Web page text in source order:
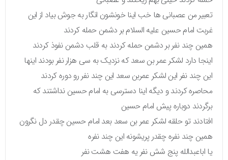
تعبیر من عصبانی ها خب اینا خونشون انگار به جوش بیاد از این
غربت امام حسین علیه السلام بر دشمن حمله کردند
همین چند نفر بر دشمن حمله کردند به قلب دشمن نفوذ کردند
اینجا دارد لشکر عمر بن سعد که نزدیک به سی هزار نفر بودند اینها
این چند نفر این لشکر عمربن سعد این چند نفر رو دوره کردند
محاصره کردند و دیگه اینا دسترسی به امام حسین نداشتند که
برگردند دوباره پیش امام حسین
افتادند تو حلقه لشکر عمر بن سعد بعد امام حسین چقدر دل نگرون
همین چند نفره چقدر پریشونه این چند نفره
یا اباعبدالله پنج شش نفر یه هفت هشت نفر